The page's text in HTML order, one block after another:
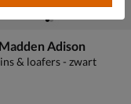
Adison
& loafers - zwart